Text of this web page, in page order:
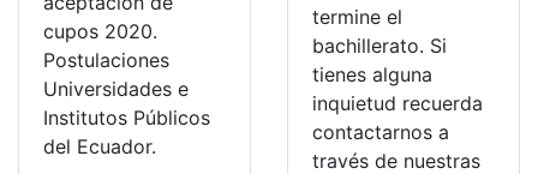
cupos 2020.
Postulaciones
Universidades e
Institutos Públicos
del Ecuador.
termine el
bachillerato. Si
tienes alguna
inquietud recuerda
contactarnos a
través de nuestras